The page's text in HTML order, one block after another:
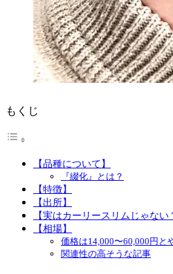
もくじ
【品種について】
『綴化』とは？
【特徴】
【出所】
【実はカーリースリムじゃない
【相場】
価格は14,000〜60,000円と
関連性の高そうな記事